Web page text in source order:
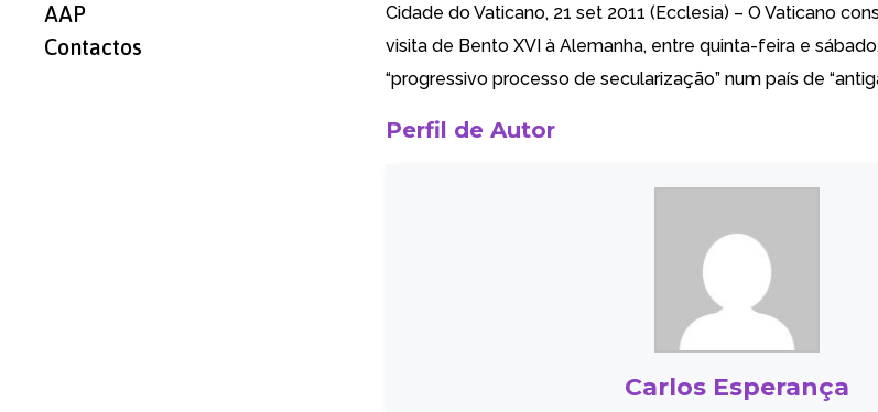
AAP
Contactos
Cidade do Vaticano, 21 set 2011 (Ecclesia) – O Vaticano
visita de Bento XVI à Alemanha, entre quinta-feira e
“progressivo processo de secularização” num país de
Perfil de Autor
Carlos Esperança